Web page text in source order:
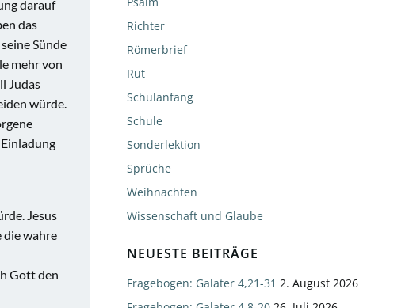
darauf
das
Sünde
mehr von
Judas
würde.
Jesus
die wahre
Gott den
Richter
Römerbrief
Rut
Schulanfang
Schule
Sonderlektion
Sprüche
Weihnachten
Wissenschaft und Glaube
NEUESTE BEITRÄGE
Fragebogen: Galater 4,21-31 2. August 2026